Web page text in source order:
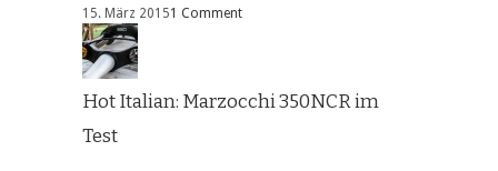
15. März 20151 Comment
Hot Italian: Marzocchi 350NCR im
Test